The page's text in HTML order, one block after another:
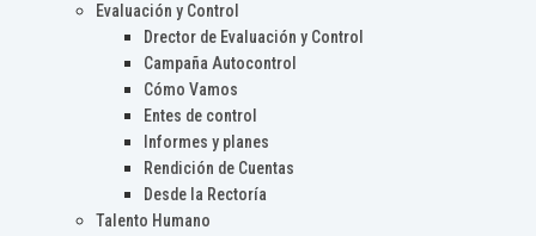
Evaluación y Control
Drector de Evaluación y Control
Campaña Autocontrol
Cómo Vamos
Entes de control
Informes y planes
Rendición de Cuentas
Desde la Rectoría
Talento Humano